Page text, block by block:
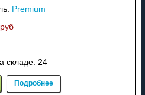
Premium
складе: 24
Подробнее